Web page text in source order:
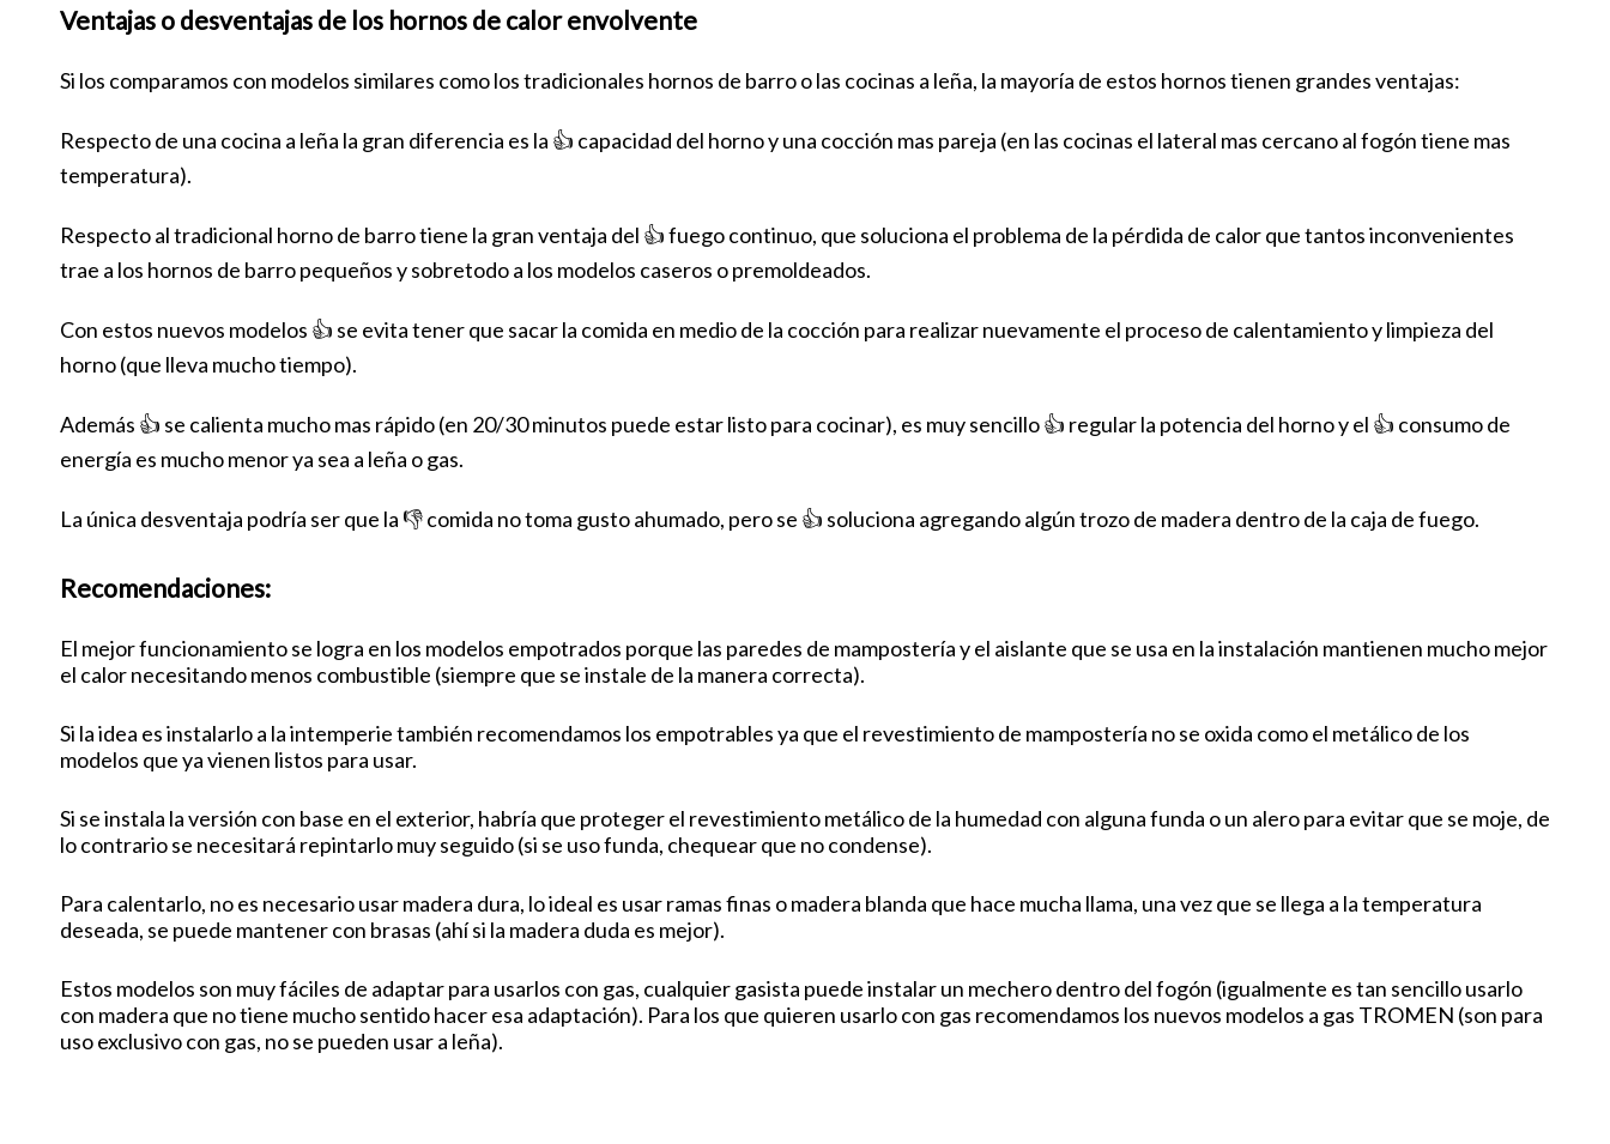
Ventajas o desventajas de los hornos de calor envolvente
Si los comparamos con modelos similares como los tradicionales hornos de barro o las cocinas a leña, la mayoría de estos hornos tienen grandes ventajas:
Respecto de una cocina a leña la gran diferencia es la 👍 capacidad del horno y una cocción mas pareja (en las cocinas el lateral mas cercano al fogón tiene mas
temperatura).
Respecto al tradicional horno de barro tiene la gran ventaja del 👍 fuego continuo, que soluciona el problema de la pérdida de calor que tantos inconvenientes
trae a los hornos de barro pequeños y sobretodo a los modelos caseros o premoldeados.
Con estos nuevos modelos 👍 se evita tener que sacar la comida en medio de la cocción para realizar nuevamente el proceso de calentamiento y limpieza del
horno (que lleva mucho tiempo).
Además 👍 se calienta mucho mas rápido (en 20/30 minutos puede estar listo para cocinar), es muy sencillo 👍 regular la potencia del horno y el 👍 consumo de
energía es mucho menor ya sea a leña o gas.
La única desventaja podría ser que la 👎 comida no toma gusto ahumado, pero se 👍 soluciona agregando algún trozo de madera dentro de la caja de fuego.
Recomendaciones:
El mejor funcionamiento se logra en los modelos empotrados porque las paredes de mampostería y el aislante que se usa en la instalación mantienen mucho mejor
el calor necesitando menos combustible (siempre que se instale de la manera correcta).
Si la idea es instalarlo a la intemperie también recomendamos los empotrables ya que el revestimiento de mampostería no se oxida como el metálico de los
modelos que ya vienen listos para usar.
Si se instala la versión con base en el exterior, habría que proteger el revestimiento metálico de la humedad con alguna funda o un alero para evitar que se moje, de
lo contrario se necesitará repintarlo muy seguido (si se uso funda, chequear que no condense).
Para calentarlo, no es necesario usar madera dura, lo ideal es usar ramas finas o madera blanda que hace mucha llama, una vez que se llega a la temperatura
deseada, se puede mantener con brasas (ahí si la madera duda es mejor).
Estos modelos son muy fáciles de adaptar para usarlos con gas, cualquier gasista puede instalar un mechero dentro del fogón (igualmente es tan sencillo usarlo
con madera que no tiene mucho sentido hacer esa adaptación). Para los que quieren usarlo con gas recomendamos los nuevos modelos a gas TROMEN (son para
uso exclusivo con gas, no se pueden usar a leña).